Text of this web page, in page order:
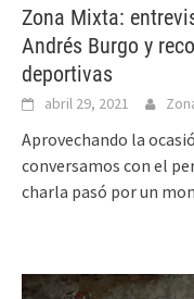
Zona Mixta:
Andrés Burgo y
deportivas
abril 29, 2021
Aprovechando la
conversamos con el
charla pasó por un